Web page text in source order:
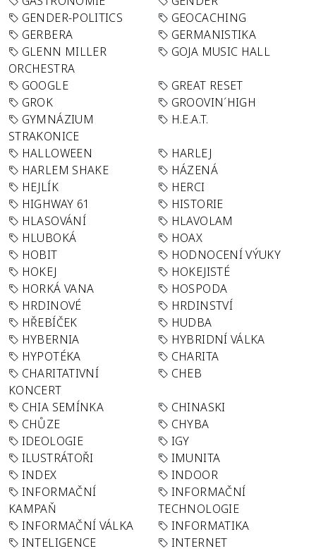
GENDER-POLITICS
GEOCACHING
GERBERA
GERMANISTIKA
GLENN MILLER
ORCHESTRA
GOJA MUSIC HALL
GOOGLE
GREAT RESET
GROK
GROOVIN´HIGH
GYMNÁZIUM
STRAKONICE
H.E.A.T.
HALLOWEEN
HARLEJ
HARLEM SHAKE
HÁZENÁ
HEJLÍK
HERCI
HIGHWAY 61
HISTORIE
HLASOVÁNÍ
HLAVOLAM
HLUBOKÁ
HOAX
HOBIT
HODNOCENÍ VÝUKY
HOKEJ
HOKEJISTÉ
HORKÁ VANA
HOSPODA
HRDINOVÉ
HRDINSTVÍ
HŘEBÍČEK
HUDBA
HYBERNIA
HYBRIDNÍ VÁLKA
HYPOTÉKA
CHARITA
CHARITATIVNÍ
KONCERT
CHEB
CHIA SEMÍNKA
CHINASKI
CHŮZE
CHYBA
IDEOLOGIE
IGY
ILUSTRÁTOŘI
IMUNITA
INDEX
INDOOR
INFORMAČNÍ
KAMPAŇ
INFORMAČNÍ
TECHNOLOGIE
INFORMAČNÍ VÁLKA
INFORMATIKA
INTELIGENCE
INTERNET